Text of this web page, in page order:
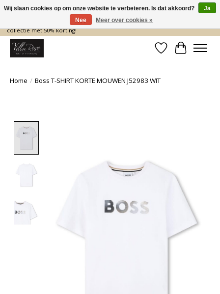
De nieuwe collectie komt eraan… en wij maken ruimte! Shop nu de zomer
collectie met 50% korting!
Verlanglijst
Home / Boss T-SHIRT KORTE MOUWEN J52983 WIT
Wij slaan cookies op om onze website te verbeteren. Is dat akkoord?
Ja
Nee
Meer over cookies »